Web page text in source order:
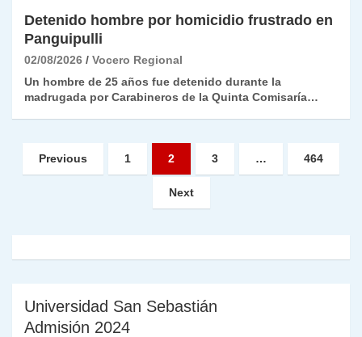
Detenido hombre por homicidio frustrado en
Panguipulli
02/08/2026
Vocero Regional
Un hombre de 25 años fue detenido durante la
madrugada por Carabineros de la Quinta Comisaría…
Paginación
de
Previous 1 2 3 … 464
Next
Universidad San Sebastián
Admisión 2024